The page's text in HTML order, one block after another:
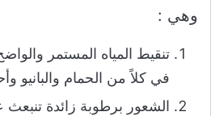
وهي :
تنقيط المياه المستمر
في كلاً من الحمام والبانيو
الشعور برطوبة زائدة